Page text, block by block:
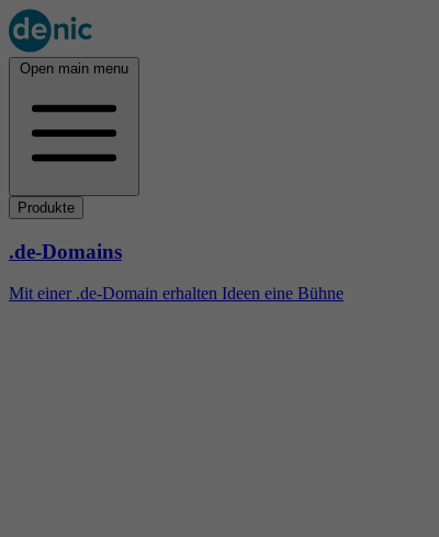
Open main menu
Produkte
.de-Domains
Mit einer .de-Domain erhalten Ideen eine Bühne